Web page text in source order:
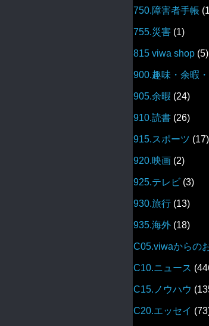
750.障害者手帳
755.災害 (1)
815 viwa shop (5)
900.趣味・余暇
905.余暇 (24)
910.読書 (26)
915.スポーツ (17)
920.映画 (2)
925.テレビ (3)
930.旅行 (13)
935.海外 (18)
C05.viwaからの
C10.ニュース
C15.ノウハウ
C20.エッセイ